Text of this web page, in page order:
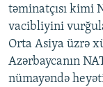
təminatçısı kimi
vacibliyini
Orta Asiya üzrə
Azərbaycanın
nümayəndə